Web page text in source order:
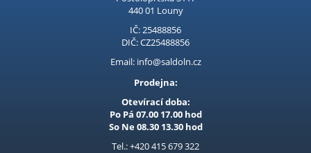
Prodejna LOUNY - nezařazené
Pracovní oděvy
440 01 Louny
IČ: 25488856
DIČ: CZ25488856
Email: info@saldoln.cz
Prodejna:
Otevírací doba:
Po Pá 07.00 17.00 hod
So Ne 08.30 13.30 hod
Tel.: +420 415 679 322